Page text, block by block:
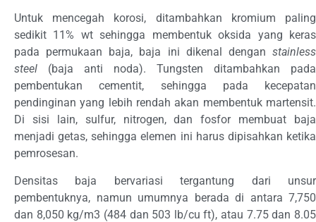
Untuk mencegah korosi, ditambahkan kromium paling
sedikit 11% wt sehingga membentuk oksida yang keras
pada permukaan baja, baja ini dikenal dengan stainless
steel (baja anti noda). Tungsten ditambahkan pada
pembentukan cementit, sehingga pada kecepatan
pendinginan yang lebih rendah akan membentuk martensit.
Di sisi lain, sulfur, nitrogen, dan fosfor membuat baja
menjadi getas, sehingga elemen ini harus dipisahkan ketika
pemrosesan.
Densitas baja bervariasi tergantung dari unsur
pembentuknya, namun umumnya berada di antara 7,750
dan 8,050 kg/m3 (484 dan 503 lb/cu ft), atau 7.75 dan 8.05